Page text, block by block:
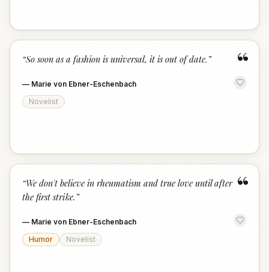
“
“So soon as a fashion is universal, it is out of date. ”
— Marie von Ebner-Eschenbach
Novelist
“
“We don't believe in rheumatism and true love until after
the first strike. ”
— Marie von Ebner-Eschenbach
Humor
Novelist